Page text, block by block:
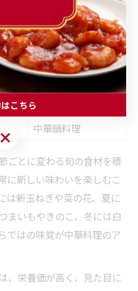
い味わい
おすすめメニュー例
春野菜炒め
り
冷やし中華
きのこ入り炒飯
中華鍋料理
ごとに変わる旬の食材を積
に新しい味わいを楽しむこ
は新玉ねぎや菜の花、夏に
まいもやきのこ、冬には白
ではの味覚が中華料理のア
、栄養価が高く、見た目に
はこちら
こちら